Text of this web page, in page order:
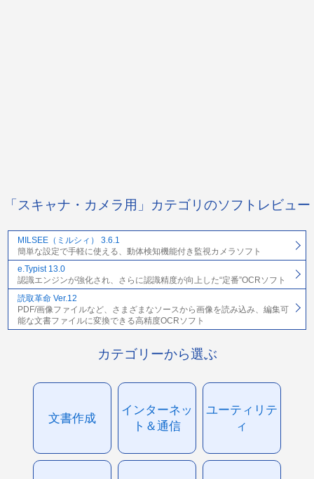
「スキャナ・カメラ用」カテゴリのソフトレビュー
MILSEE（ミルシィ） 3.6.1
簡単な設定で手軽に使える、動体検知機能付き監視カメラソフト
e.Typist 13.0
認識エンジンが強化され、さらに認識精度が向上した“定番”OCRソフト
読取革命 Ver.12
PDF/画像ファイルなど、さまざまなソースから画像を読み込み、編集可
能な文書ファイルに変換できる高精度OCRソフト
カテゴリーから選ぶ
文書作成
インターネッ
ト＆通信
ユーティリテ
ィ